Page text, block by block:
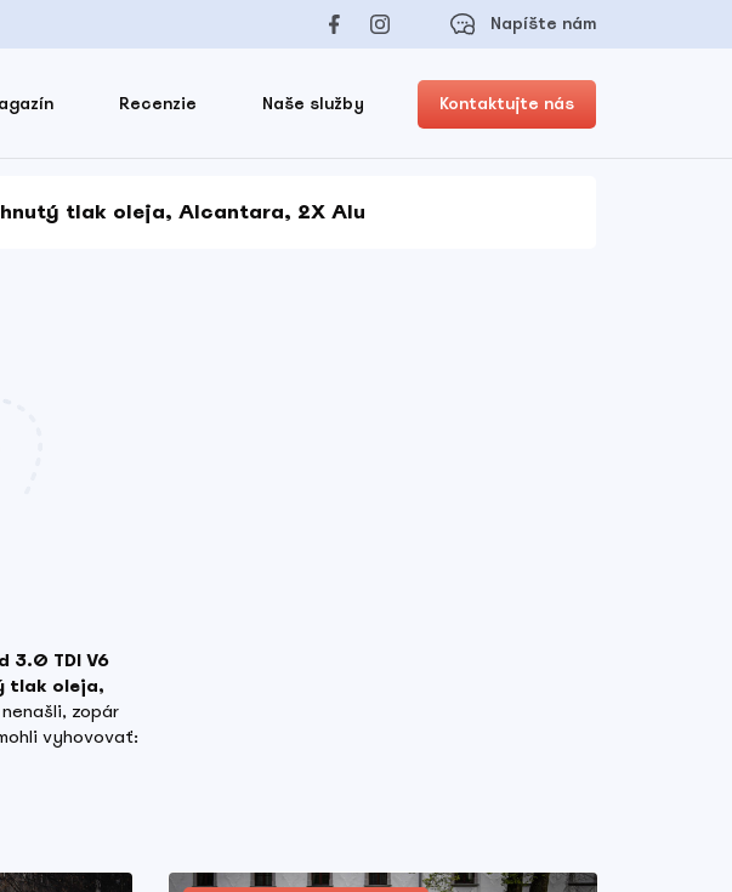
Napíšte nám
Recenzie Naše služby Kontaktujte nás
tlak oleja, Alcantara, 2X Alu
3.0 TDI V6
tlak oleja,
zopár
vyhovovať: